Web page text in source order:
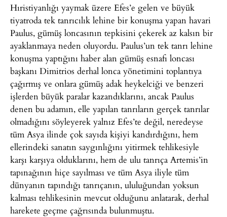
Hıristiyanlığı yaymak üzere Efes’e gelen ve büyük
tiyatroda tek tanrıcılık lehine bir konuşma yapan havari
Paulus, gümüş loncasının tepkisini çekerek az kalsın bir
ayaklanmaya neden oluyordu. Paulus’un tek tanrı lehine
konuşma yaptığını haber alan gümüş esnafı loncası
başkanı Dimitrios derhal lonca yönetimini toplantıya
çağırmış ve onlara gümüş adak heykelciği ve benzeri
işlerden büyük paralar kazandıklarını, ancak Paulus
denen bu adamın, elle yapılan tanrıların gerçek tanrılar
olmadığını söyleyerek yalnız Efes’te değil, neredeyse
tüm Asya ilinde çok sayıda kişiyi kandırdığını, hem
ellerindeki sanatın saygınlığını yitirmek tehlikesiyle
karşı karşıya olduklarını, hem de ulu tanrıça Artemis’in
tapınağının hiçe sayılması ve tüm Asya iliyle tüm
dünyanın tapındığı tanrıçanın, ululuğundan yoksun
kalması tehlikesinin mevcut olduğunu anlatarak, derhal
harekete geçme çağrısında bulunmuştu.